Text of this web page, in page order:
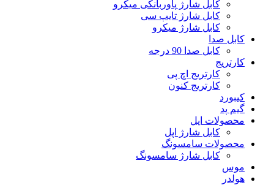
کابل شارژ پاوربانکی میکرو
کابل شارژ تایپ سی
کابل شارژ میکرو
کابل صدا
کابل صدا 90 درجه
کارتریج
کارتریج اچ پی
کارتریج کنون
کیبورد
گیم پد
محصولات اپل
کابل شارژ اپل
محصولات سامسونگ
کابل شارژ سامسونگ
موس
هولدر